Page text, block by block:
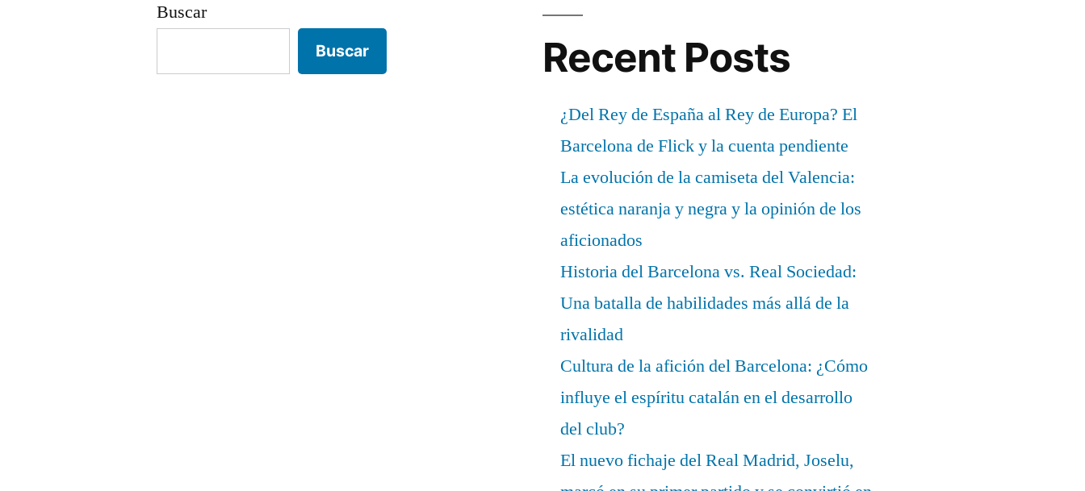
Buscar
Buscar Recent Posts
¿Del Rey de España al Rey de Europa? El
Barcelona de Flick y la cuenta pendiente
La evolución de la camiseta del Valencia:
estética naranja y negra y la opinión de los
aficionados
Historia del Barcelona vs. Real Sociedad:
Una batalla de habilidades más allá de la
rivalidad
Cultura de la afición del Barcelona: ¿Cómo
influye el espíritu catalán en el desarrollo
del club?
El nuevo fichaje del Real Madrid, Joselu,